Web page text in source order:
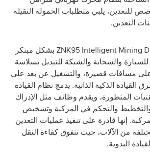
للتعدين، يلبي متطلبات الحمولة الثقيلة
التعدين.
ZNK95 Intelligent Mining بشكل مبتكر
للسيارة والسحابة والشبكة للتبديل بسلاسة
مسافات قصيرة، والتشغيل عن بعد على
الذكية الذاتية. يدمج نظام القيادة
المتطورة، ويقدم وظائف مثل الإدراك
والتخطيط والتحكم في المركبة وتشخيص
إنها قادرة على تنفيذ عمليات التعدين
من الآلات، حيث تتفوق كفاءة النقل
اليدوية.